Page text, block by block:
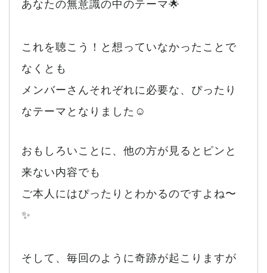
あなたの無意識の中のテーマ🌟
これを聴こう！と想っていなかったことで
なくとも
メンバーさんそれぞれに必要な、ぴったり
なテーマとなりました☺️
おもしろいことに、他の方が見るとピンと
来ない内容でも
ご本人にはぴったりとわかるのですよね〜
✨
そして、毎回のように奇跡が起こりますが